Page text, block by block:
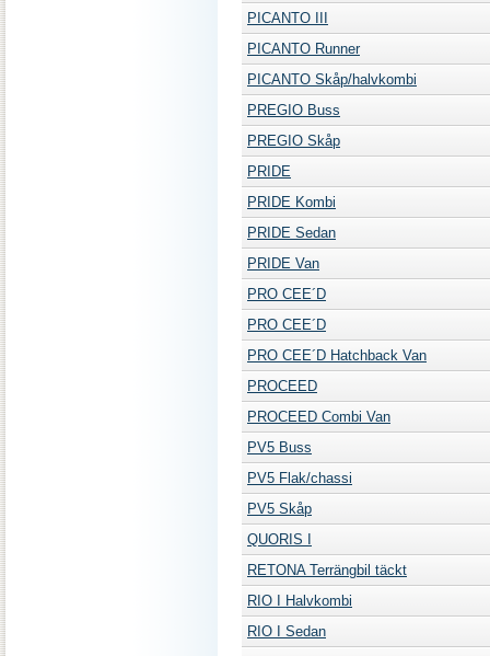
PICANTO III
PICANTO Runner
PICANTO Skåp/halvkombi
PREGIO Buss
PREGIO Skåp
PRIDE
PRIDE Kombi
PRIDE Sedan
PRIDE Van
PRO CEE´D
PRO CEE´D
PRO CEE´D Hatchback Van
PROCEED
PROCEED Combi Van
PV5 Buss
PV5 Flak/chassi
PV5 Skåp
QUORIS I
RETONA Terrängbil täckt
RIO I Halvkombi
RIO I Sedan